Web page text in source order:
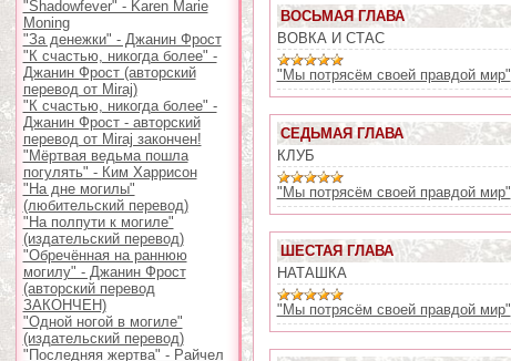
"Shadowfever" - Karen Marie
Moning
"За денежки" - Джанин Фрост
"К счастью, никогда более" -
Джанин Фрост (авторский
перевод от Miraj)
"К счастью, никогда более" -
Джанин Фрост - авторский
перевод от Miraj закончен!
"Мёртвая ведьма пошла
погулять" - Ким Харрисон
"На дне могилы"
(любительский перевод)
"На полпути к могиле"
(издательский перевод)
"Обречённая на раннюю
могилу" - Джанин Фрост
(авторский перевод
ЗАКОНЧЕН)
"Одной ногой в могиле"
(издательский перевод)
"Последняя жертва" - Райчел
ВОСЬМАЯ ГЛАВА
ВОВКА И СТАС
"Мы потрясём своей правдой мир"
СЕДЬМАЯ ГЛАВА
КЛУБ
"Мы потрясём своей правдой мир"
ШЕСТАЯ ГЛАВА
НАТАШКА
"Мы потрясём своей правдой мир"